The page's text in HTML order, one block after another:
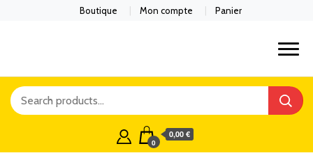
Boutique Mon compte Panier
0
0,00 €